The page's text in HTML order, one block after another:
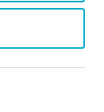
👉